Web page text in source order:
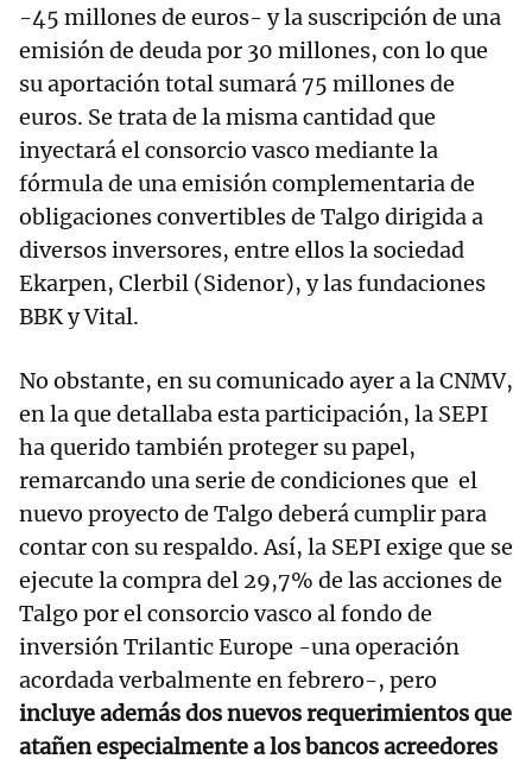
-45 millones de euros- y la suscripción de una
emisión de deuda por 30 millones, con lo que
su aportación total sumará 75 millones de
euros. Se trata de la misma cantidad que
inyectará el consorcio vasco mediante la
fórmula de una emisión complementaria de
obligaciones convertibles de Talgo dirigida a
diversos inversores, entre ellos la sociedad
Ekarpen, Clerbil (Sidenor), y las fundaciones
BBK y Vital.
No obstante, en su comunicado ayer a la CNMV,
en la que detallaba esta participación, la SEPI
ha querido también proteger su papel,
remarcando una serie de condiciones que el
nuevo proyecto de Talgo deberá cumplir para
contar con su respaldo. Así, la SEPI exige que se
ejecute la compra del 29,7% de las acciones de
Talgo por el consorcio vasco al fondo de
inversión Trilantic Europe -una operación
acordada verbalmente en febrero-, pero
incluye además dos nuevos requerimientos que
atañen especialmente a los bancos acreedores